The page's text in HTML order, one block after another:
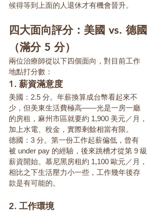
候得等到上面的人退休才有機會晉升。
四大面向評分：美國 vs. 德國
（滿分 5 分）
兩位治療師從以下四個面向，對目前工作
地點打分數：
1. 薪資滿意度
美國：2.5 分。年薪換算成台幣看起來不
少，但美東生活費極高——光是一房一廳
的房租，麻州市區就要約 1,900 美元／月，
加上水電、稅金，實際剩餘相當有限。
德國：3 分。第一份工作起薪偏低，曾有
被 under pay 的經驗，後來跳槽才從第 9 級
薪資開始。慕尼黑房租約 1,100 歐元／月，
相比之下生活壓力小一些，工作幾年後存
款是有可能的。
2. 工作環境